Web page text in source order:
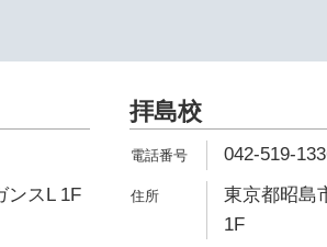
ンスL 1F
拝島校
042-519-
東京都昭島
1F